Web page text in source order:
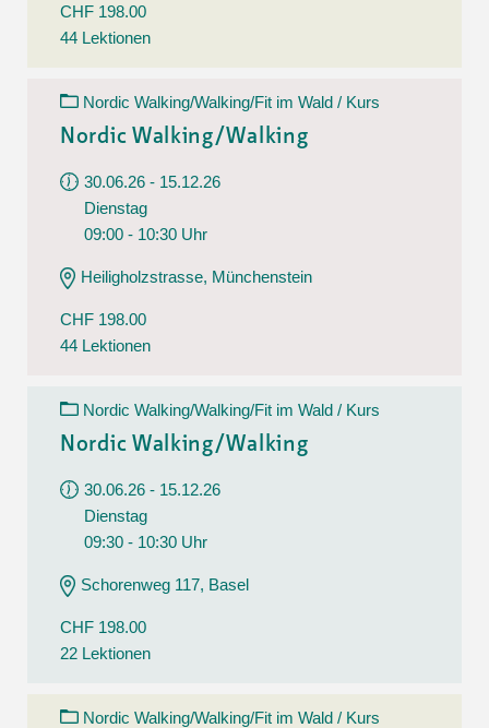
CHF 198.00
44 Lektionen
Nordic Walking/Walking/Fit im Wald / Kurs
Nordic Walking/Walking
30.06.26 - 15.12.26
Dienstag
09:00 - 10:30 Uhr
Heiligholzstrasse, Münchenstein
CHF 198.00
44 Lektionen
Nordic Walking/Walking/Fit im Wald / Kurs
Nordic Walking/Walking
30.06.26 - 15.12.26
Dienstag
09:30 - 10:30 Uhr
Schorenweg 117, Basel
CHF 198.00
22 Lektionen
Nordic Walking/Walking/Fit im Wald / Kurs